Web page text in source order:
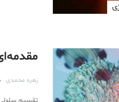
زهره محمدی